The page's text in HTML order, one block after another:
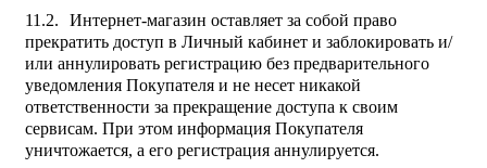
Интернет-магазин оставляет за собой право
прекратить доступ в Личный кабинет и заблокировать и/
или аннулировать регистрацию без предварительного
уведомления Покупателя и не несет никакой
ответственности за прекращение доступа к своим
сервисам. При этом информация Покупателя
уничтожается, а его регистрация аннулируется.